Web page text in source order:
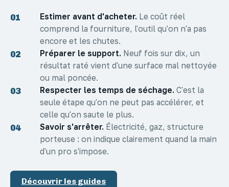
01 Estimer avant d'acheter. Le coût réel
comprend la fourniture, l'outil qu'on n'a pas
encore et les chutes.
02 Préparer le support. Neuf fois sur dix, un
résultat raté vient d'une surface mal nettoyée
ou mal poncée.
03 Respecter les temps de séchage. C'est la
seule étape qu'on ne peut pas accélérer, et
celle qu'on saute le plus.
04 Savoir s'arrêter. Électricité, gaz, structure
porteuse : on indique clairement quand la main
d'un pro s'impose.
Découvrir les guides